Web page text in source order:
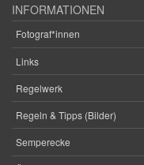
INFORMATIONEN
Fotograf*innen
Links
Regelwerk
Regeln & Tipps (Bilder)
Semperecke